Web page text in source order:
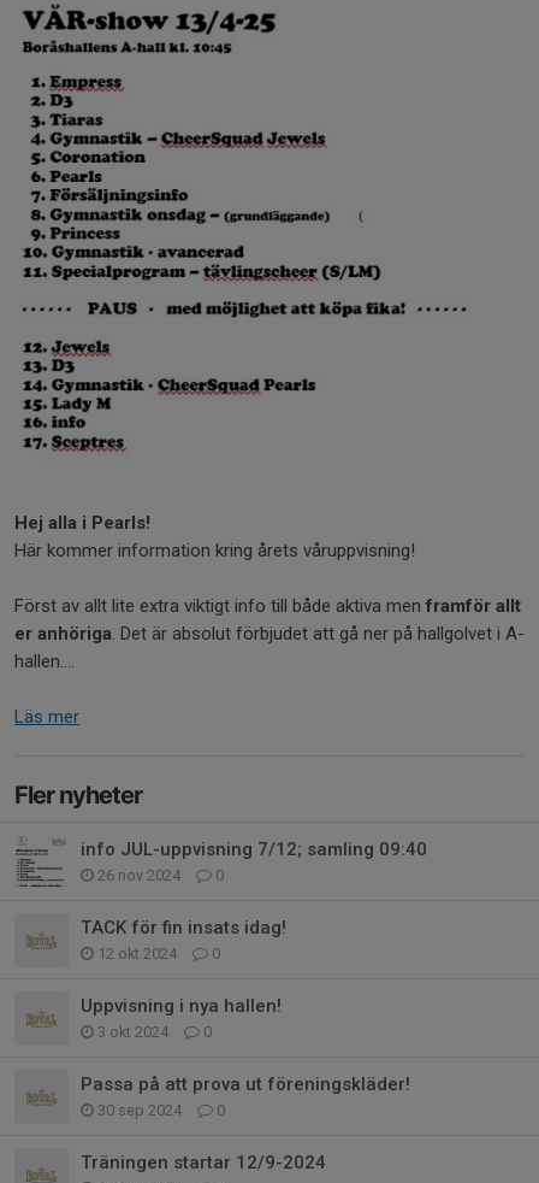
Hej alla i Pearls!
Här kommer information kring årets våruppvisning!
Först av allt lite extra viktigt info till både aktiva men framför allt
er anhöriga. Det är absolut förbjudet att gå ner på hallgolvet i A-
hallen....
Läs mer
Fler nyheter
info JUL-uppvisning 7/12; samling 09:40
26 nov 2024 0
TACK för fin insats idag!
12 okt 2024 0
Uppvisning i nya hallen!
3 okt 2024 0
Passa på att prova ut föreningskläder!
30 sep 2024 0
Träningen startar 12/9-2024